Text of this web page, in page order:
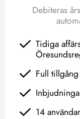
Debiteras
Tidiga
Full
14